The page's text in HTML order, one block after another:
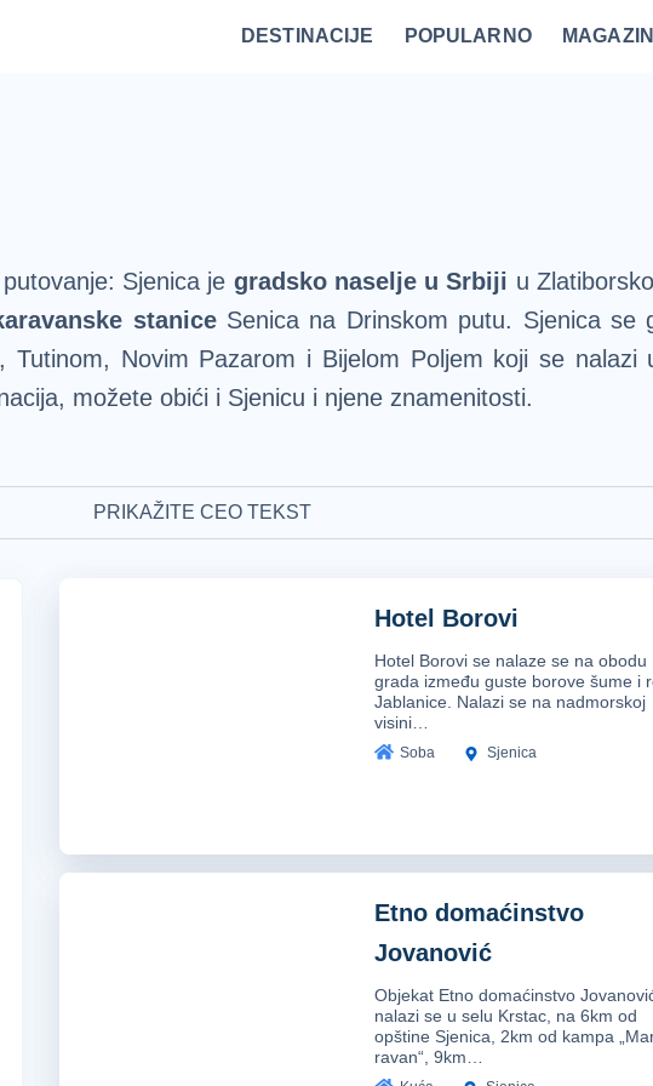
DESTINACIJE POPULARNO MAGAZIN
Sjenica je gradsko naselje u Srbiji u
staniceSenica na Drinskom putu. Sjenica se
Tutinom, Novim Pazarom i Bijelom Poljem koji se
možete obići i Sjenicu i njene znamenitosti.
Aranžmani za Sjenicu tradicionalno povlače veliko
tip smeštaja za koji se možete odlučiti ukoliko se uputite
usluga na odličnom nivou zagarantovana.
ili za apartman ili za sobu, u zavisnosti šta
zašto je obići?
veoma hladan kraj, u zimskim danima seubraja u
ili na proleće. Sam kompleks sjeničko-pešterske
za ljude koje interesuje planinarenje.
. Zadužbina sultanije Pertevnihal Valide
PRIKAŽITE CEO TEKST
Hotel Borovi
Hotel Borovi se nalaze se na obodu
grada između guste borove šume i
Jablanice. Nalazi se na nadmorskoj
visini…
Soba Sjenica
Etno domaćinstvo
Jovanović
Objekat Etno domaćinstvo
nalazi se u selu Krstac, na 6km od
opštine Sjenica, 2km od kampa
ravan“, 9km…